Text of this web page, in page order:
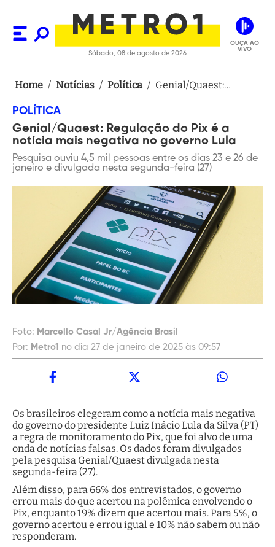
Sábado, 08 de agosto de 2026
OUÇA AO
VIVO
Home / Notícias / Política / Genial/Quaest:
no governo Lula
POLÍTICA
Genial/Quaest: Regulação do Pix é a
notícia mais negativa no governo Lula
Pesquisa ouviu 4,5 mil pessoas entre os dias 23 e 26 de
janeiro e divulgada nesta segunda-feira (27)
Foto: Marcello Casal Jr/Agência Brasil
Por: Metro1 no dia 27 de janeiro de 2025 às 09:57
Os brasileiros elegeram como a notícia mais negativa
do governo do presidente Luiz Inácio Lula da Silva (PT)
a regra de monitoramento do Pix, que foi alvo de uma
onda de notícias falsas. Os dados foram divulgados
pela pesquisa Genial/Quaest divulgada nesta
segunda-feira (27).
Além disso, para 66% dos entrevistados, o governo
errou mais do que acertou na polêmica envolvendo o
Pix, enquanto 19% dizem que acertou mais. Para 5%, o
governo acertou e errou igual e 10% não sabem ou não
responderam.